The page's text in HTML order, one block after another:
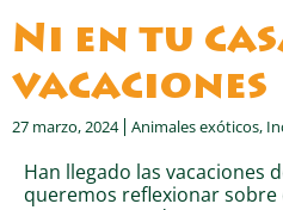
Ni en tu
vacaciones
27 marzo, 2024 Animales exóticos,
Han llegado las vacaciones
queremos reflexionar